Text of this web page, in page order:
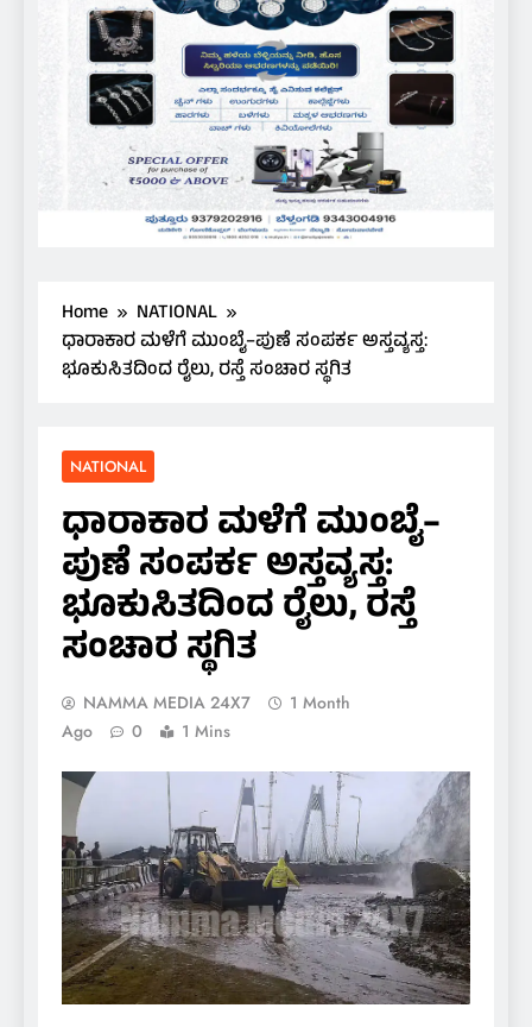
Home
NATIONAL
ಧಾರಾಕಾರ ಮಳೆಗೆ ಮುಂಬೈ–ಪುಣೆ ಸಂಪರ್ಕ ಅಸ್ತವ್ಯಸ್ತ:
ಭೂಕುಸಿತದಿಂದ ರೈಲು, ರಸ್ತೆ ಸಂಚಾರ ಸ್ಥಗಿತ
NATIONAL
ಧಾರಾಕಾರ ಮಳೆಗೆ ಮುಂಬೈ–
ಪುಣೆ ಸಂಪರ್ಕ ಅಸ್ತವ್ಯಸ್ತ:
ಭೂಕುಸಿತದಿಂದ ರೈಲು, ರಸ್ತೆ
ಸಂಚಾರ ಸ್ಥಗಿತ
NAMMA MEDIA 24X7
1 Month
Ago
0 1 Mins